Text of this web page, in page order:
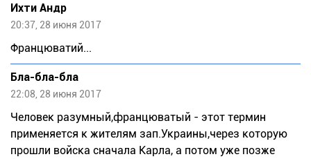
Ихти Андр
20:37, 28 июня 2017
Францюватий...
Бла-бла-бла
22:08, 28 июня 2017
Человек разумный,францюватый - этот термин
применяется к жителям зап.Украины,через которую
прошли войска сначала Карла, а потом уже позже